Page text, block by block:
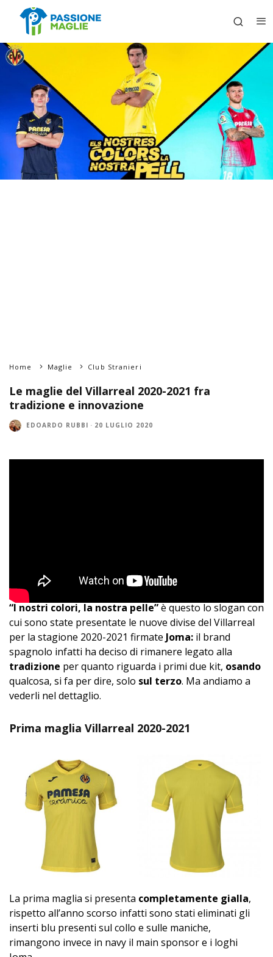
Home Maglie Club Stranieri
Le maglie del Villarreal 2020-2021 fra
tradizione e innovazione
EDOARDO RUBBI · 20 LUGLIO 2020
“I nostri colori, la nostra pelle”è questo lo slogan con
cui sono state presentate le nuove divise del Villarreal
per la stagione 2020-2021 firmate Joma: il brand
spagnolo infatti ha deciso di rimanere legato alla
tradizione per quanto riguarda i primi due kit, osando
qualcosa, si fa per dire, solo sul terzo. Ma andiamo a
vederli nel dettaglio.
Prima maglia Villarreal 2020-2021
La prima maglia si presenta completamente gialla,
rispetto all’anno scorso infatti sono stati eliminati gli
inserti blu presenti sul collo e sulle maniche,
rimangono invece in navy il main sponsor e i loghi